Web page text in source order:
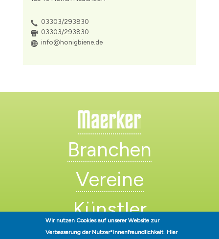
03303/293830
03303/293830
info@honigbiene.de
Branchen
Vereine
Künstler
Wir nutzen Cookies auf unserer Website zur
Verbesserung der Nutzer*innenfreundlichkeit. Hier